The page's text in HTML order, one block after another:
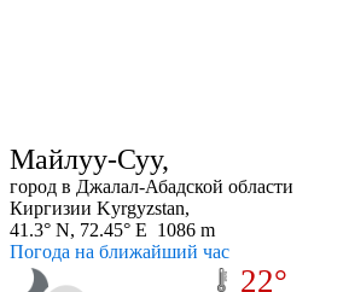
Майлуу-Суу,
город в Джалал-Абадской области
Киргизии Kyrgyzstan,
41.3° N, 72.45° E 1086 m
Погода на ближайший час
22°